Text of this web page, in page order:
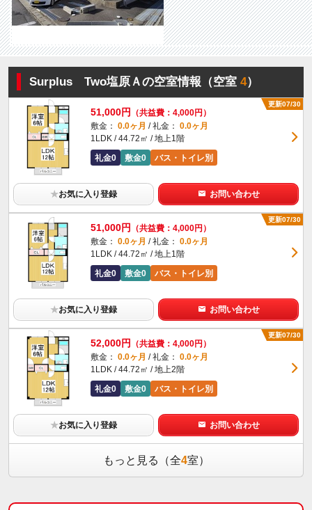
Surplus Two塩原Ａの空室情報（空室4）
更新07/30
51,000円
（共益費：4,000円）
敷金： 0.0ヶ月 / 礼金： 0.0ヶ月
1LDK / 44.72㎡ / 地上1階
礼金0
敷金0 バス・トイレ別
★お気に入り登録 お問い合わせ
更新07/30
51,000円
（共益費：4,000円）
敷金： 0.0ヶ月 / 礼金： 0.0ヶ月
1LDK / 44.72㎡ / 地上1階
礼金0
敷金0 バス・トイレ別
★お気に入り登録 お問い合わせ
更新07/30
52,000円
（共益費：4,000円）
敷金： 0.0ヶ月 / 礼金： 0.0ヶ月
1LDK / 44.72㎡ / 地上2階
礼金0
敷金0 バス・トイレ別
★お気に入り登録 お問い合わせ
もっと見る（全4室）